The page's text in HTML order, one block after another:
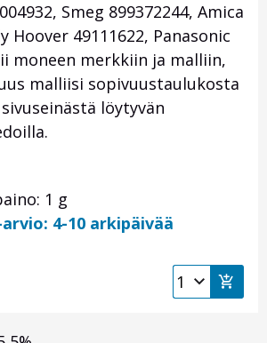
Smeg 899372244, Amica
Hoover 49111622, Panasonic
moneen merkkiin ja malliin,
malliisi sopivuustaulukosta
löytyvän
1 g
4-10 arkipäivää